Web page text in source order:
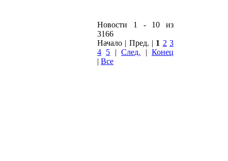
Новости 1 - 10 из
3166
Начало | Пред. | 1 2 3
4 5 |След. |Конец
| Все